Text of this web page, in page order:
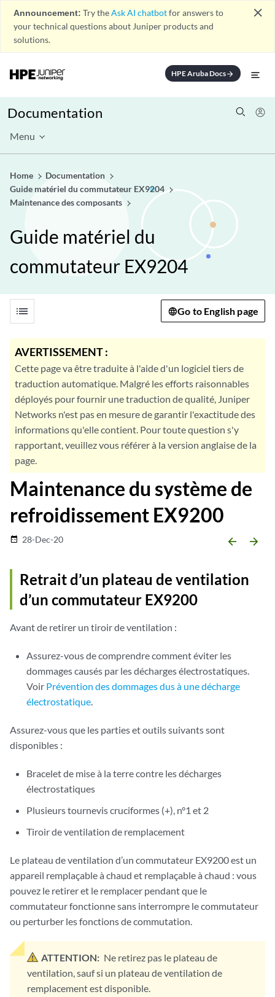
Announcement: Try theAsk AI chatbotfor answers to
your technical questions about Juniper products and
solutions.
close
HPE Aruba Docsarrow_forward
Documentation
Menu
Home
Documentation
Guide matériel du commutateur EX9204
Maintenance des composants
Guide matériel du
commutateur EX9204
list Go to English page
AVERTISSEMENT :
Cette page va être traduite à l'aide d'un logiciel tiers de
traduction automatique. Malgré les efforts raisonnables
déployés pour fournir une traduction de qualité, Juniper
Networks n'est pas en mesure de garantir l'exactitude des
informations qu'elle contient. Pour toute question s'y
rapportant, veuillez vous référer à la version anglaise de la
page.
Maintenance du système de
refroidissement EX9200
date_range 28-Dec-20 arrow_backward arrow_forward
Retrait d’un plateau de ventilation
d’un commutateur EX9200
Avant de retirer un tiroir de ventilation :
Assurez-vous de comprendre comment éviter les
dommages causés par les décharges électrostatiques.
Voir Prévention des dommages dus à une décharge
électrostatique.
Assurez-vous que les parties et outils suivants sont
disponibles :
Bracelet de mise à la terre contre les décharges
électrostatiques
Plusieurs tournevis cruciformes (+), n°1 et 2
Tiroir de ventilation de remplacement
Le plateau de ventilation d’un commutateur EX9200 est un
appareil remplaçable à chaud et remplaçable à chaud : vous
pouvez le retirer et le remplacer pendant que le
commutateur fonctionne sans interrompre le commutateur
ou perturber les fonctions de commutation.
ATTENTION: Ne retirez pas le plateau de
ventilation, sauf si un plateau de ventilation de
remplacement est disponible.